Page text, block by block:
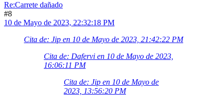
Re:Carrete dañado
#8
10 de Mayo de 2023, 22:32:18 PM
Cita de: Jip en 10 de Mayo de 2023, 21:42:22 PM
Cita de: Dafervi en 10 de Mayo de 2023,
16:06:11 PM
Cita de: Jip en 10 de Mayo de
2023, 13:56:20 PM